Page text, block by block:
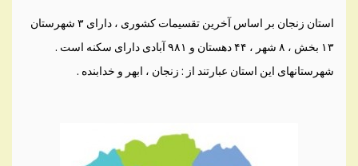
استان زنجان بر اساس آخرين تقسيمات کشوری ، دارای ۳ شهرستان
۱۳ بخش ، ۸ شهر ، ۴۴ دهستان و ۹۸۱ آبادی دارای سکنه است .
شهرستانهای اين استان عبارتند از : زنجان ، ابهر و خدابنده .